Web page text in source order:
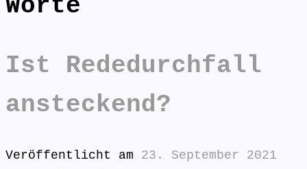
antworten:
Worte
Ist Rededurchfall
ansteckend?
Veröffentlicht am 23. September 2021